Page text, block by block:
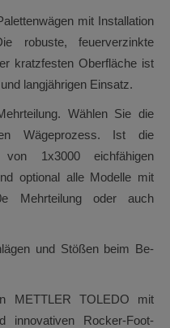
mit Installation
robuste, feuerverzinkte
kratzfesten Oberfläche ist
langjährigen Einsatz.
Wählen Sie die
Wägeprozess. Ist die
von 1x3000 eichfähigen
optional alle Modelle mit
Mehrteilung oder auch
und Stößen beim Be-
METTLER TOLEDO mit
innovativen Rocker-Foot-